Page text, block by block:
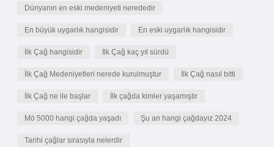
Dünyanın en eski medeniyeti nerededir
En büyük uygarlık hangisidir En eski uygarlık hangisidir
İlk Çağ hangisidir İlk Çağ kaç yıl sürdü
İlk Çağ Medeniyetleri nerede kurulmuştur İlk Çağ nasıl bitti
İlk Çağ ne ile başlar İlk çağda kimler yaşamıştır
Mö 5000 hangi çağda yaşadı Şu an hangi çağdayız 2024
Tarihi çağlar sırasıyla nelerdir